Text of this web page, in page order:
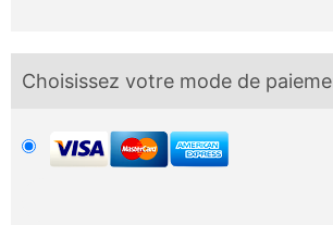
Choisissez votre mode de